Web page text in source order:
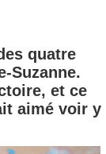
quatre
Suzanne.
et ce
aimé voir y